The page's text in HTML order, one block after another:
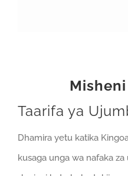
Taarifa ya
Dhamira yetu katika
kusaga unga wa nafaka